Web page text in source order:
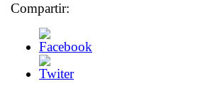
Compartir: